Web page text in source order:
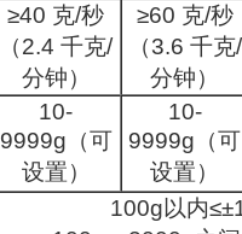
≥40 克/秒
（2.4 千克/
分钟）
≥60 克/秒
（3.6 千克/
分钟）
10-
9999g（可
设置）
10-
9999g（可
设置）
100g以内